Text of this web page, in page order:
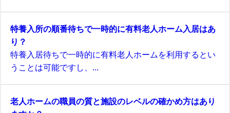
特養入所の順番待ちで一時的に有料老人ホーム入居はあ
り？
特養入居待ちで一時的に有料老人ホームを利用するとい
うことは可能ですし、...
老人ホームの職員の質と施設のレベルの確かめ方はあり